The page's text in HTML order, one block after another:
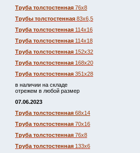
Труба толстостенная 76х8
Трубы толстостенная 83х6,5
Труба толстостенная 114х16
Труба толстостенная 114х18
Труба толстостенная 152х32
Труба толстостенная 168х20
Труба толстостенная 351х28
в наличии на складе
отрежем в любой размер
07.06.2023
Труба толстостенная 68х14
Труба толстостенная 70х16
Труба толстостенная 76х8
Труба толстостенная 133х6